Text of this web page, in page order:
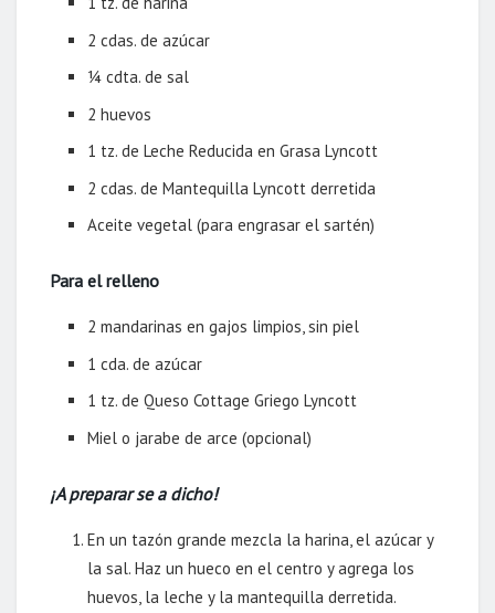
2 cdas. de azúcar
¼ cdta. de sal
2 huevos
1 tz. de Leche Reducida en Grasa Lyncott
2 cdas. de Mantequilla Lyncott derretida
Aceite vegetal (para engrasar el sartén)
Para el relleno
2 mandarinas en gajos limpios, sin piel
1 cda. de azúcar
1 tz. de Queso Cottage Griego Lyncott
Miel o jarabe de arce (opcional)
¡A preparar se a dicho!
En un tazón grande mezcla la harina, el azúcar y
la sal. Haz un hueco en el centro y agrega los
huevos, la leche y la mantequilla derretida.